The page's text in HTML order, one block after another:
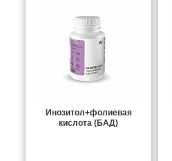
Инозитол+фолиевая
кислота (БАД)